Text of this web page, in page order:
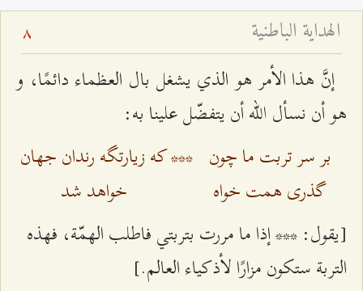
الهداية الباطنية 8
إنَّ هذا الأمر هو الذي يشغل بال العظماء دائمًا، و
هو أن نسأل الله أن يتفضّل علينا به:
بر سر تربت ما چون
گذری همت خواه
***که زیارتگه رندان جهان
خواهد شد
[يقول: *** إذا ما مررت بتربتي فاطلب الهمّة، فهذه
التربة ستكون مزارًا لأذكياء العالم.]